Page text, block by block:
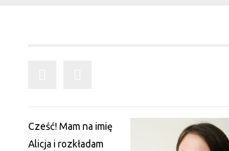
Cześć! Mam na imię
Alicja i rozkładam